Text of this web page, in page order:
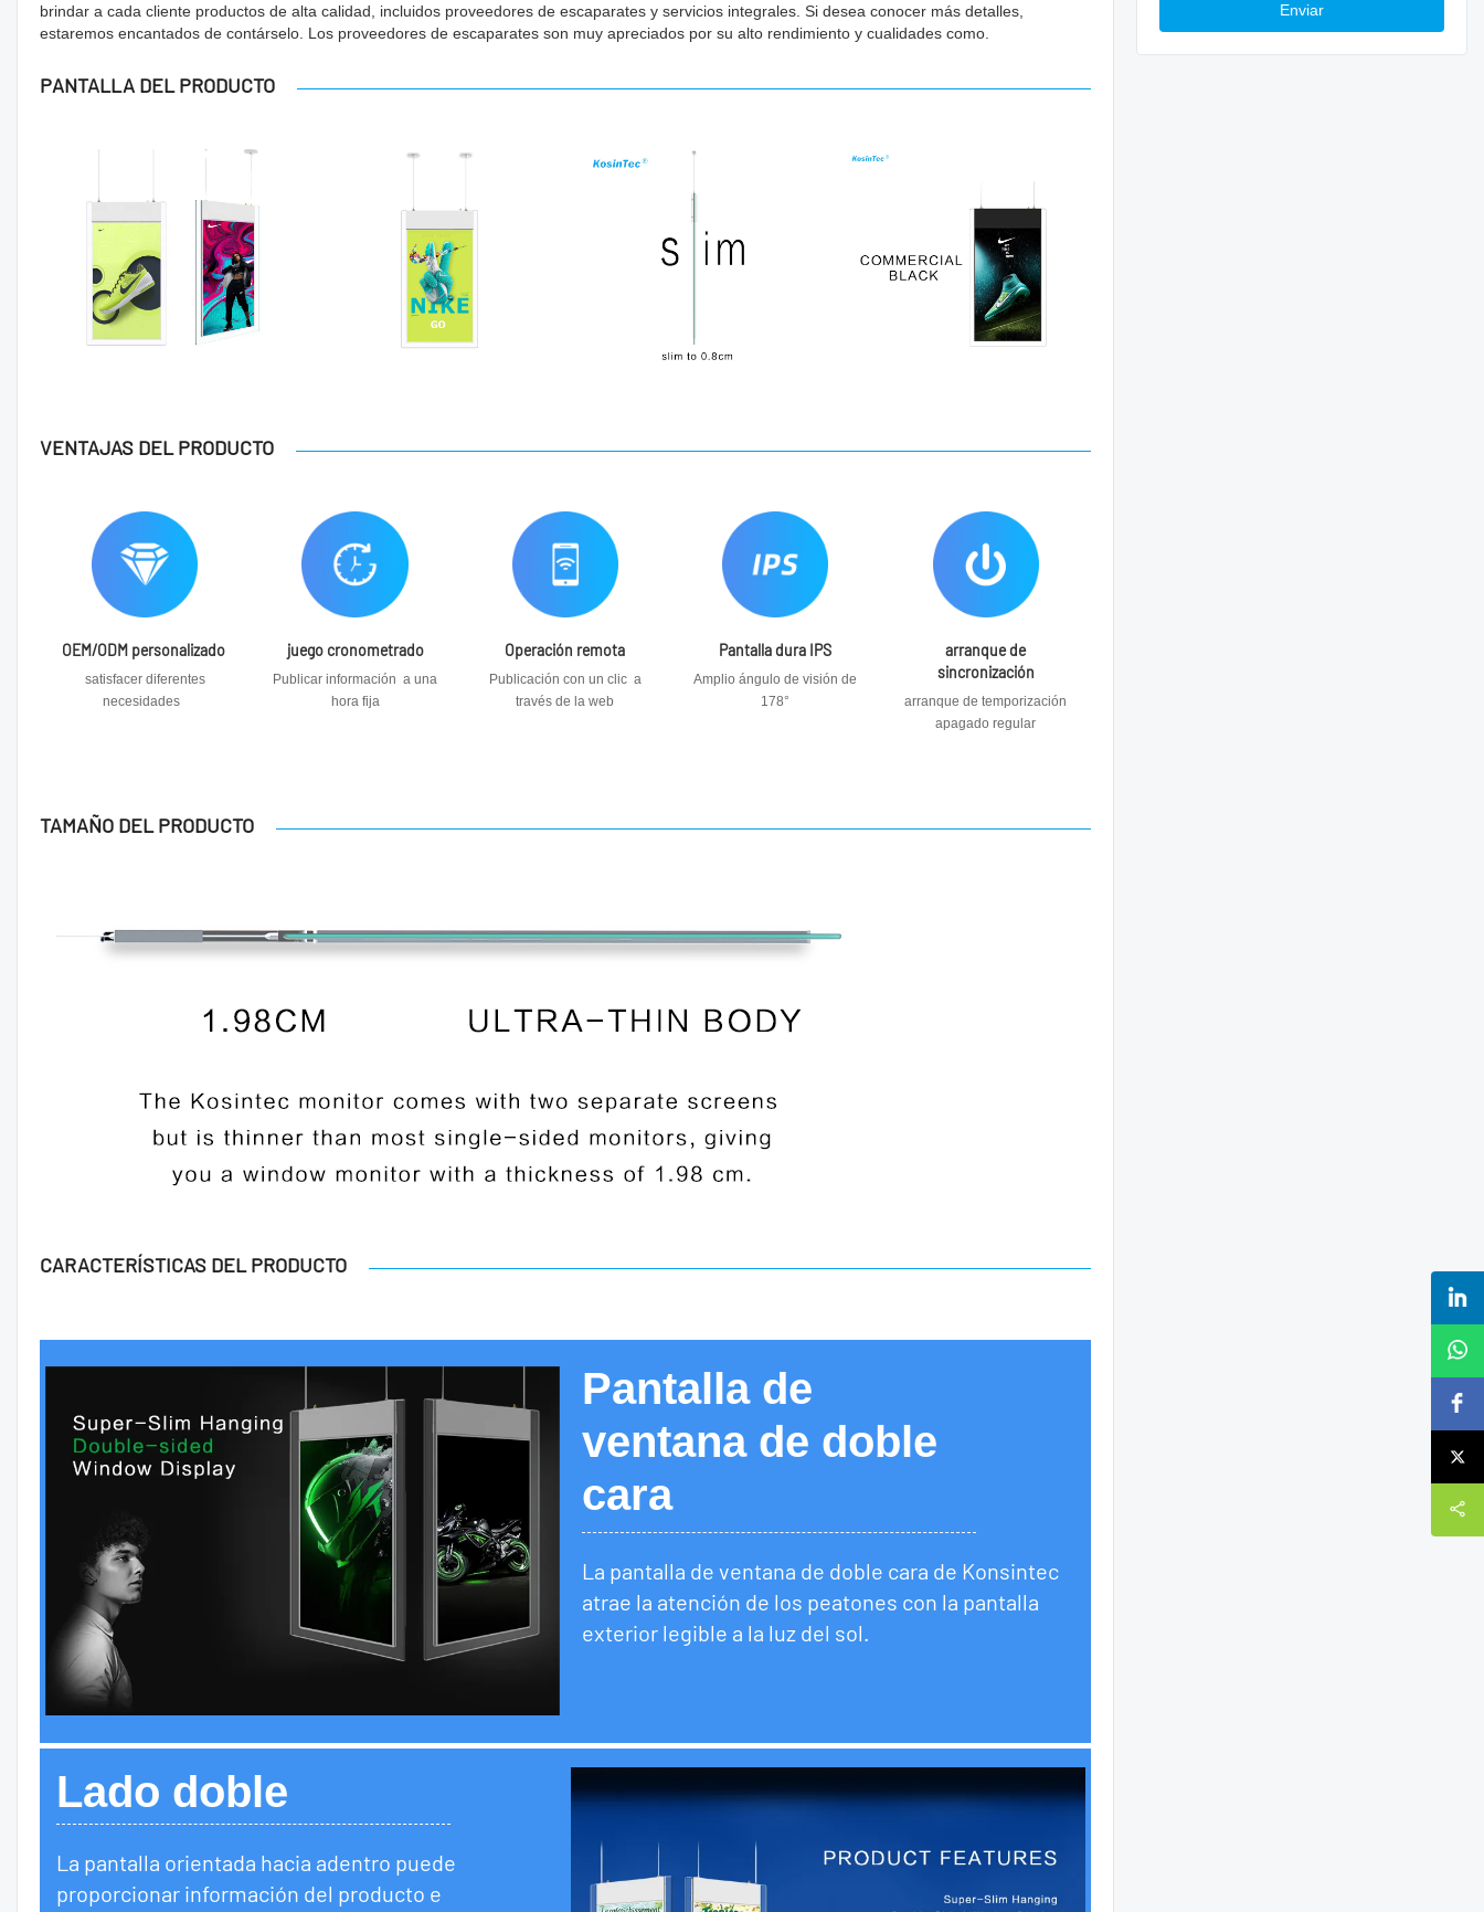
brindar a cada cliente productos de alta calidad, incluidos proveedores de escaparates y servicios integrales. Si desea conocer más detalles,
estaremos encantados de contárselo. Los proveedores de escaparates son muy apreciados por su alto rendimiento y cualidades como.
PANTALLA DEL PRODUCTO
VENTAJAS DEL PRODUCTO
OEM/ODM personalizado
satisfacer diferentes
necesidades
juego cronometrado
Publicar información a una
hora fija
Operación remota
Publicación con un clic a
través de la web
Pantalla dura IPS
Amplio ángulo de visión de
178°
arranque de
sincronización
arranque de temporización
apagado regular
TAMAÑO DEL PRODUCTO
CARACTERÍSTICAS DEL PRODUCTO
Pantalla de
ventana de doble
cara
La pantalla de ventana de doble cara de Konsintec
atrae la atención de los peatones con la pantalla
exterior legible a la luz del sol.
Lado doble
La pantalla orientada hacia adentro puede
proporcionar información del producto e
Enviar